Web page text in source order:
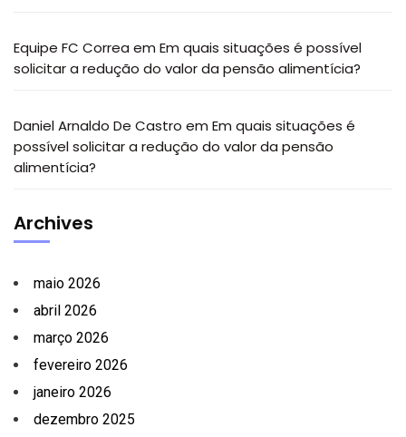
Equipe FC Correa em Em quais situações é possível
solicitar a redução do valor da pensão alimentícia?
Daniel Arnaldo De Castro em Em quais situações é
possível solicitar a redução do valor da pensão
alimentícia?
Archives
maio 2026
abril 2026
março 2026
fevereiro 2026
janeiro 2026
dezembro 2025